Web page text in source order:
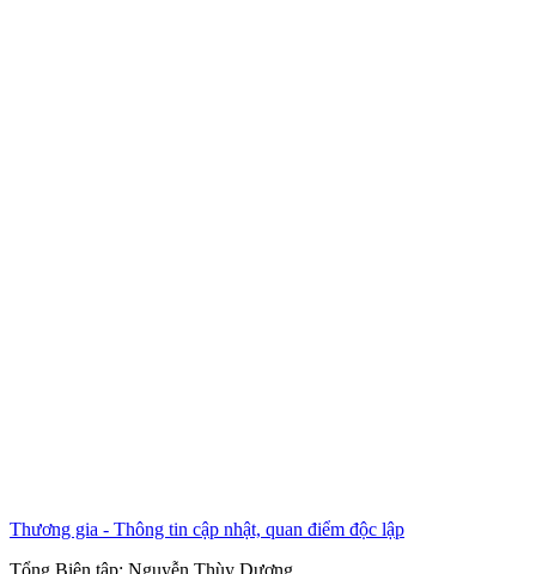
Thương gia - Thông tin cập nhật, quan điểm độc lập
Tổng Biên tập: Nguyễn Thùy Dương